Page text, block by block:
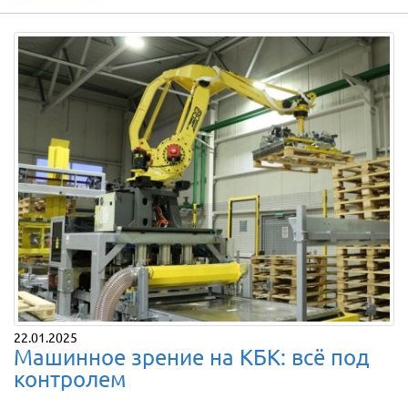
22.01.2025
Машинное зрение на КБК: всё под
контролем